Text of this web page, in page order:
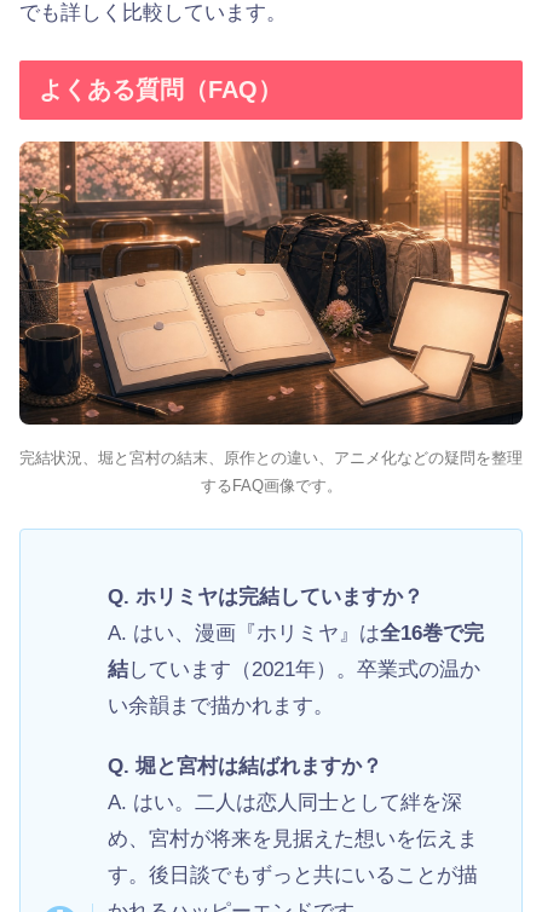
でも詳しく比較しています。
よくある質問（FAQ）
完結状況、堀と宮村の結末、原作との違い、アニメ化などの疑問を整理
するFAQ画像です。
Q. ホリミヤは完結していますか？
A. はい、漫画『ホリミヤ』は全16巻で完
結しています（2021年）。卒業式の温か
い余韻まで描かれます。
Q. 堀と宮村は結ばれますか？
A. はい。二人は恋人同士として絆を深
め、宮村が将来を見据えた想いを伝えま
す。後日談でもずっと共にいることが描